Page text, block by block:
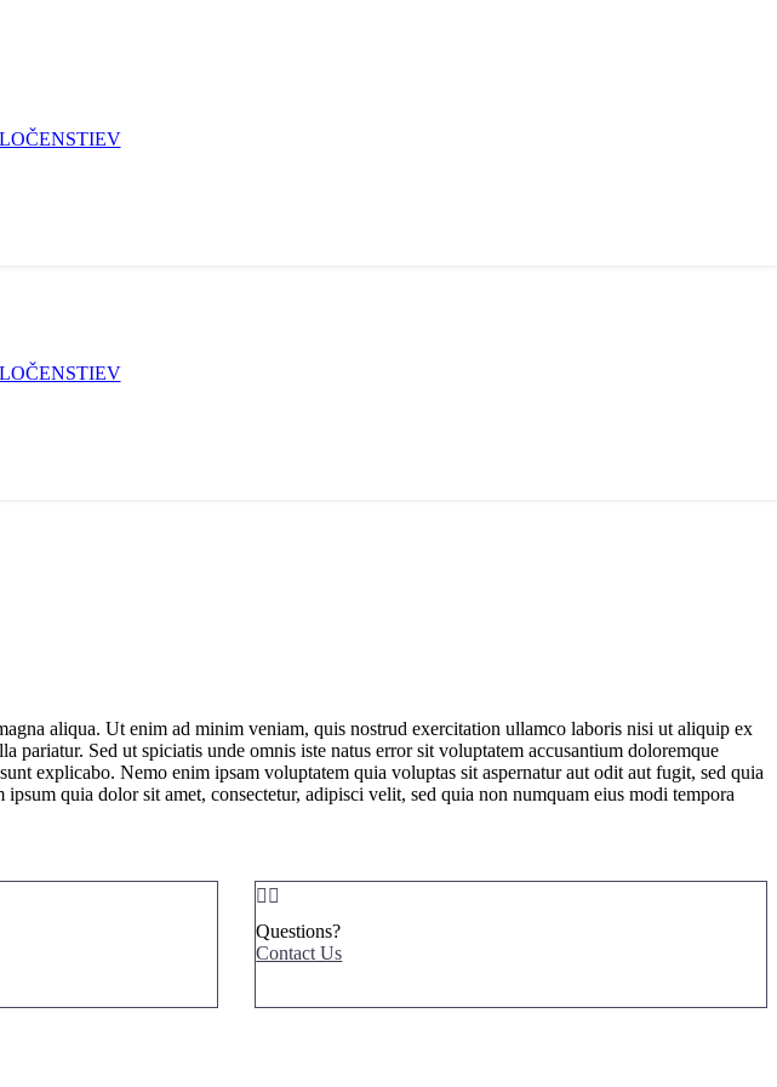
aliqua. Ut enim ad minim veniam, quis nostrud exercitation ullamco laboris nisi ut aliquip ex
Sed ut spiciatis unde omnis iste natus error sit voluptatem accusantium doloremque
explicabo. Nemo enim ipsam voluptatem quia voluptas sit aspernatur aut odit aut fugit, sed quia
quia dolor sit amet, consectetur, adipisci velit, sed quia non numquam eius modi tempora
 
Questions?
Contact Us